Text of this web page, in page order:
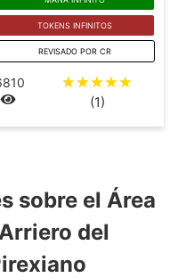
☆☆☆☆☆
(1)
TOKENS INFINITOS
REVISADO POR CR
sobre el Área
del